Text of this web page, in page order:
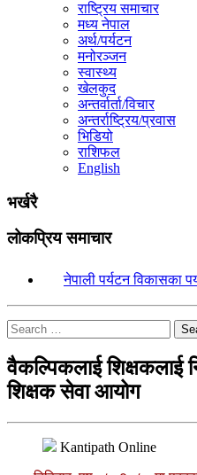
राष्ट्रिय समाचार
मध्य नेपाल
अर्थ/पर्यटन
मनोरञ्जन
स्वास्थ्य
खेलकुद
अन्तर्वार्ता/विचार
अन्तर्राष्ट्रिय/प्रवास
भिडियो
राशिफल
English
भर्खरै
लोकप्रिय समाचार
नेपाली पर्यटन विकासका
वैकल्पिकलाई शिक्षकलाई
शिक्षक सेवा आयोग
Kantipath Online